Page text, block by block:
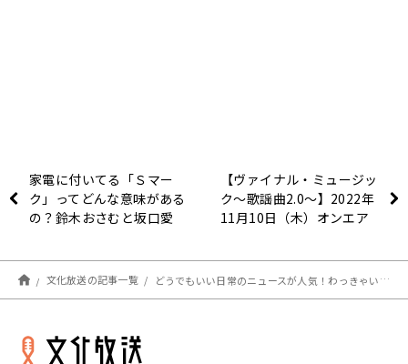
家電に付いてる「Ｓマー
ク」ってどんな意味がある
の？鈴木おさむと坂口愛
【ヴァイナル・ミュージッ
ク～歌謡曲2.0～】2022年
11月10日（木）オンエア
文化放送の記事一覧 どうでもいい日常のニュースが人気！わっきゃいの動画を高山一実と山田アナ絶賛